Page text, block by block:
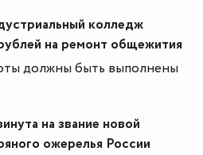
колледж
на ремонт общежития
должны быть выполнены
на звание новой
ожерелья России